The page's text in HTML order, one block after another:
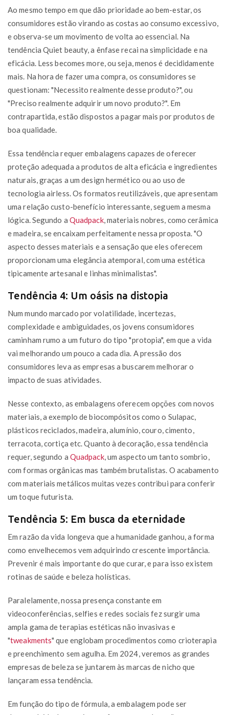
Ao mesmo tempo em que dão prioridade ao bem-estar, os
consumidores estão virando as costas ao consumo excessivo,
e observa-se um movimento de volta ao essencial. Na
tendência Quiet beauty, a ênfase recai na simplicidade e na
eficácia. Less becomes more, ou seja, menos é decididamente
mais. Na hora de fazer uma compra, os consumidores se
questionam: "Necessito realmente desse produto?", ou
"Preciso realmente adquirir um novo produto?". Em
contrapartida, estão dispostos a pagar mais por produtos de
boa qualidade.
Essa tendência requer embalagens capazes de oferecer
proteção adequada a produtos de alta eficácia e ingredientes
naturais, graças a um design hermético ou ao uso de
tecnologia airless. Os formatos reutilizáveis, que apresentam
uma relação custo-benefício interessante, seguem a mesma
lógica. Segundo a Quadpack, materiais nobres, como cerâmica
e madeira, se encaixam perfeitamente nessa proposta. "O
aspecto desses materiais e a sensação que eles oferecem
proporcionam uma elegância atemporal, com uma estética
tipicamente artesanal e linhas minimalistas".
Tendência 4: Um oásis na distopia
Num mundo marcado por volatilidade, incertezas,
complexidade e ambiguidades, os jovens consumidores
caminham rumo a um futuro do tipo "protopia", em que a vida
vai melhorando um pouco a cada dia. A pressão dos
consumidores leva as empresas a buscarem melhorar o
impacto de suas atividades.
Nesse contexto, as embalagens oferecem opções com novos
materiais, a exemplo de biocompósitos como o Sulapac,
plásticos reciclados, madeira, alumínio, couro, cimento,
terracota, cortiça etc. Quanto à decoração, essa tendência
requer, segundo a Quadpack, um aspecto um tanto sombrio,
com formas orgânicas mas também brutalistas. O acabamento
com materiais metálicos muitas vezes contribui para conferir
um toque futurista.
Tendência 5: Em busca da eternidade
Em razão da vida longeva que a humanidade ganhou, a forma
como envelhecemos vem adquirindo crescente importância.
Prevenir é mais importante do que curar, e para isso existem
rotinas de saúde e beleza holísticas.
Paralelamente, nossa presença constante em
videoconferências, selfies e redes sociais fez surgir uma
ampla gama de terapias estéticas não invasivas e
"tweakments" que englobam procedimentos como crioterapia
e preenchimento sem agulha. Em 2024, veremos as grandes
empresas de beleza se juntarem às marcas de nicho que
lançaram essa tendência.
Em função do tipo de fórmula, a embalagem pode ser